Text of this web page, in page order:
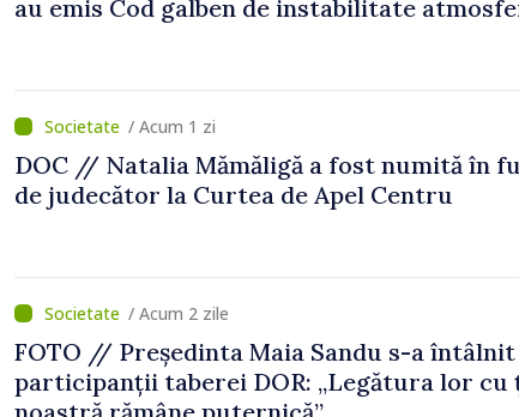
au emis Cod galben de instabilitate
/ Acum 1 zi
DOC // Natalia Mămăligă a fost numită în
de judecător la Curtea de Apel Centru
/ Acum 2 zile
FOTO // Președinta Maia Sandu s-a
participanții taberei DOR: „Legătura lor cu